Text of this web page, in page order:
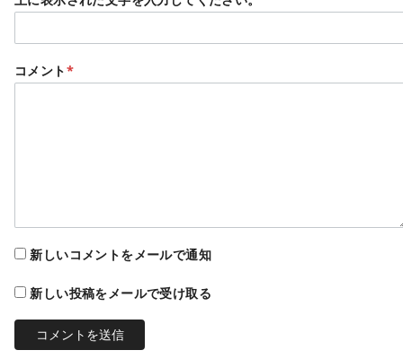
コメント*
新しいコメントをメールで通知
新しい投稿をメールで受け取る